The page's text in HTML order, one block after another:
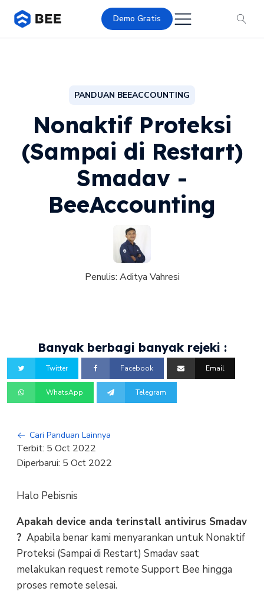
Demo Gratis
PANDUAN BEEACCOUNTING
Nonaktif Proteksi
(Sampai di Restart)
Smadav -
BeeAccounting
Penulis: Aditya Vahresi
Banyak berbagi banyak rejeki :
Twitter Facebook Email
WhatsApp Telegram
Cari Panduan Lainnya
Terbit: 5 Oct 2022
Diperbarui: 5 Oct 2022
Halo Pebisnis
Apakah device anda terinstall antivirus Smadav
? Apabila benar kami menyarankan untuk Nonaktif
Proteksi (Sampai di Restart) Smadav saat
melakukan request remote Support Bee hingga
proses remote selesai.